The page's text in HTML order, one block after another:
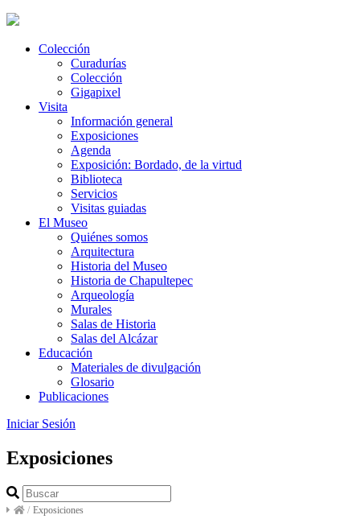
Colección
Curadurías
Colección
Gigapixel
Visita
Información general
Exposiciones
Agenda
Exposición: Bordado, de la virtud
Biblioteca
Servicios
Visitas guiadas
El Museo
Quiénes somos
Arquitectura
Historia del Museo
Historia de Chapultepec
Arqueología
Murales
Salas de Historia
Salas del Alcázar
Educación
Materiales de divulgación
Glosario
Publicaciones
Iniciar Sesión
Exposiciones
/ Exposiciones